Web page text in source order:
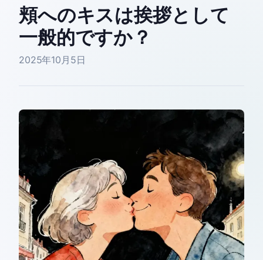
頬へのキスは挨拶として
一般的ですか？
2025年10月5日